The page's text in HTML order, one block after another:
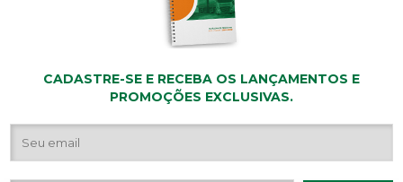
CADASTRE-SE E RECEBA OS LANÇAMENTOS E
PROMOÇÕES EXCLUSIVAS.